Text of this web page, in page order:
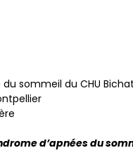
sommeil du CHU
d’apnées du